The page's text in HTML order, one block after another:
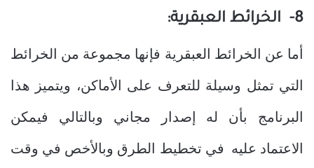
8- الخرائط العبقرية:
أما عن الخرائط العبقرية فإنها مجموعة من الخرائط
التي تمثل وسيلة للتعرف على الأماكن، ويتميز هذا
البرنامج بأن له إصدار مجاني وبالتالي فيمكن
الاعتماد عليه في تخطيط الطرق وبالأخص في وقت